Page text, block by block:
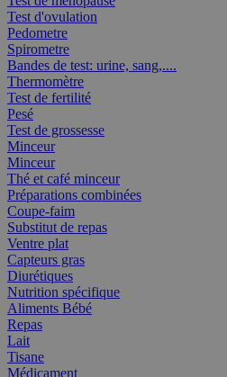
Test d'ovulation
Pedometre
Spirometre
Bandes de test: urine, sang,....
Thermomètre
Test de fertilité
Pesé
Test de grossesse
Minceur
Minceur
Thé et café minceur
Préparations combinées
Coupe-faim
Substitut de repas
Ventre plat
Capteurs gras
Diurétiques
Nutrition spécifique
Aliments Bébé
Repas
Lait
Tisane
Médicament